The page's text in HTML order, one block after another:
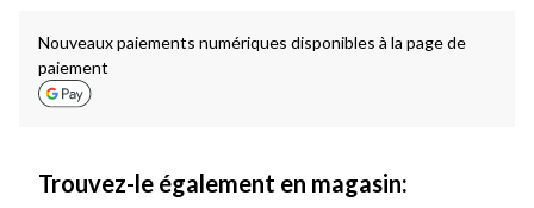
Nouveaux paiements numériques disponibles à la page de
paiement
Trouvez-le également en magasin: